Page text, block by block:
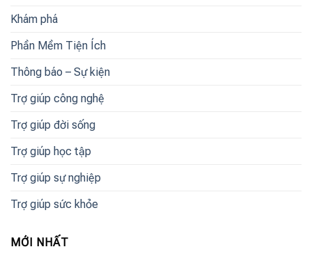
Khám phá
Phần Mềm Tiện Ích
Thông báo – Sự kiện
Trợ giúp công nghệ
Trợ giúp đời sống
Trợ giúp học tập
Trợ giúp sự nghiệp
Trợ giúp sức khỏe
MỚI NHẤT